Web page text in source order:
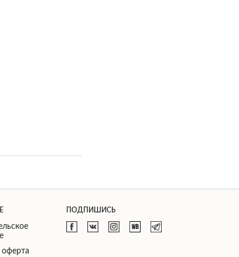
оферта
ПОДПИШИСЬ